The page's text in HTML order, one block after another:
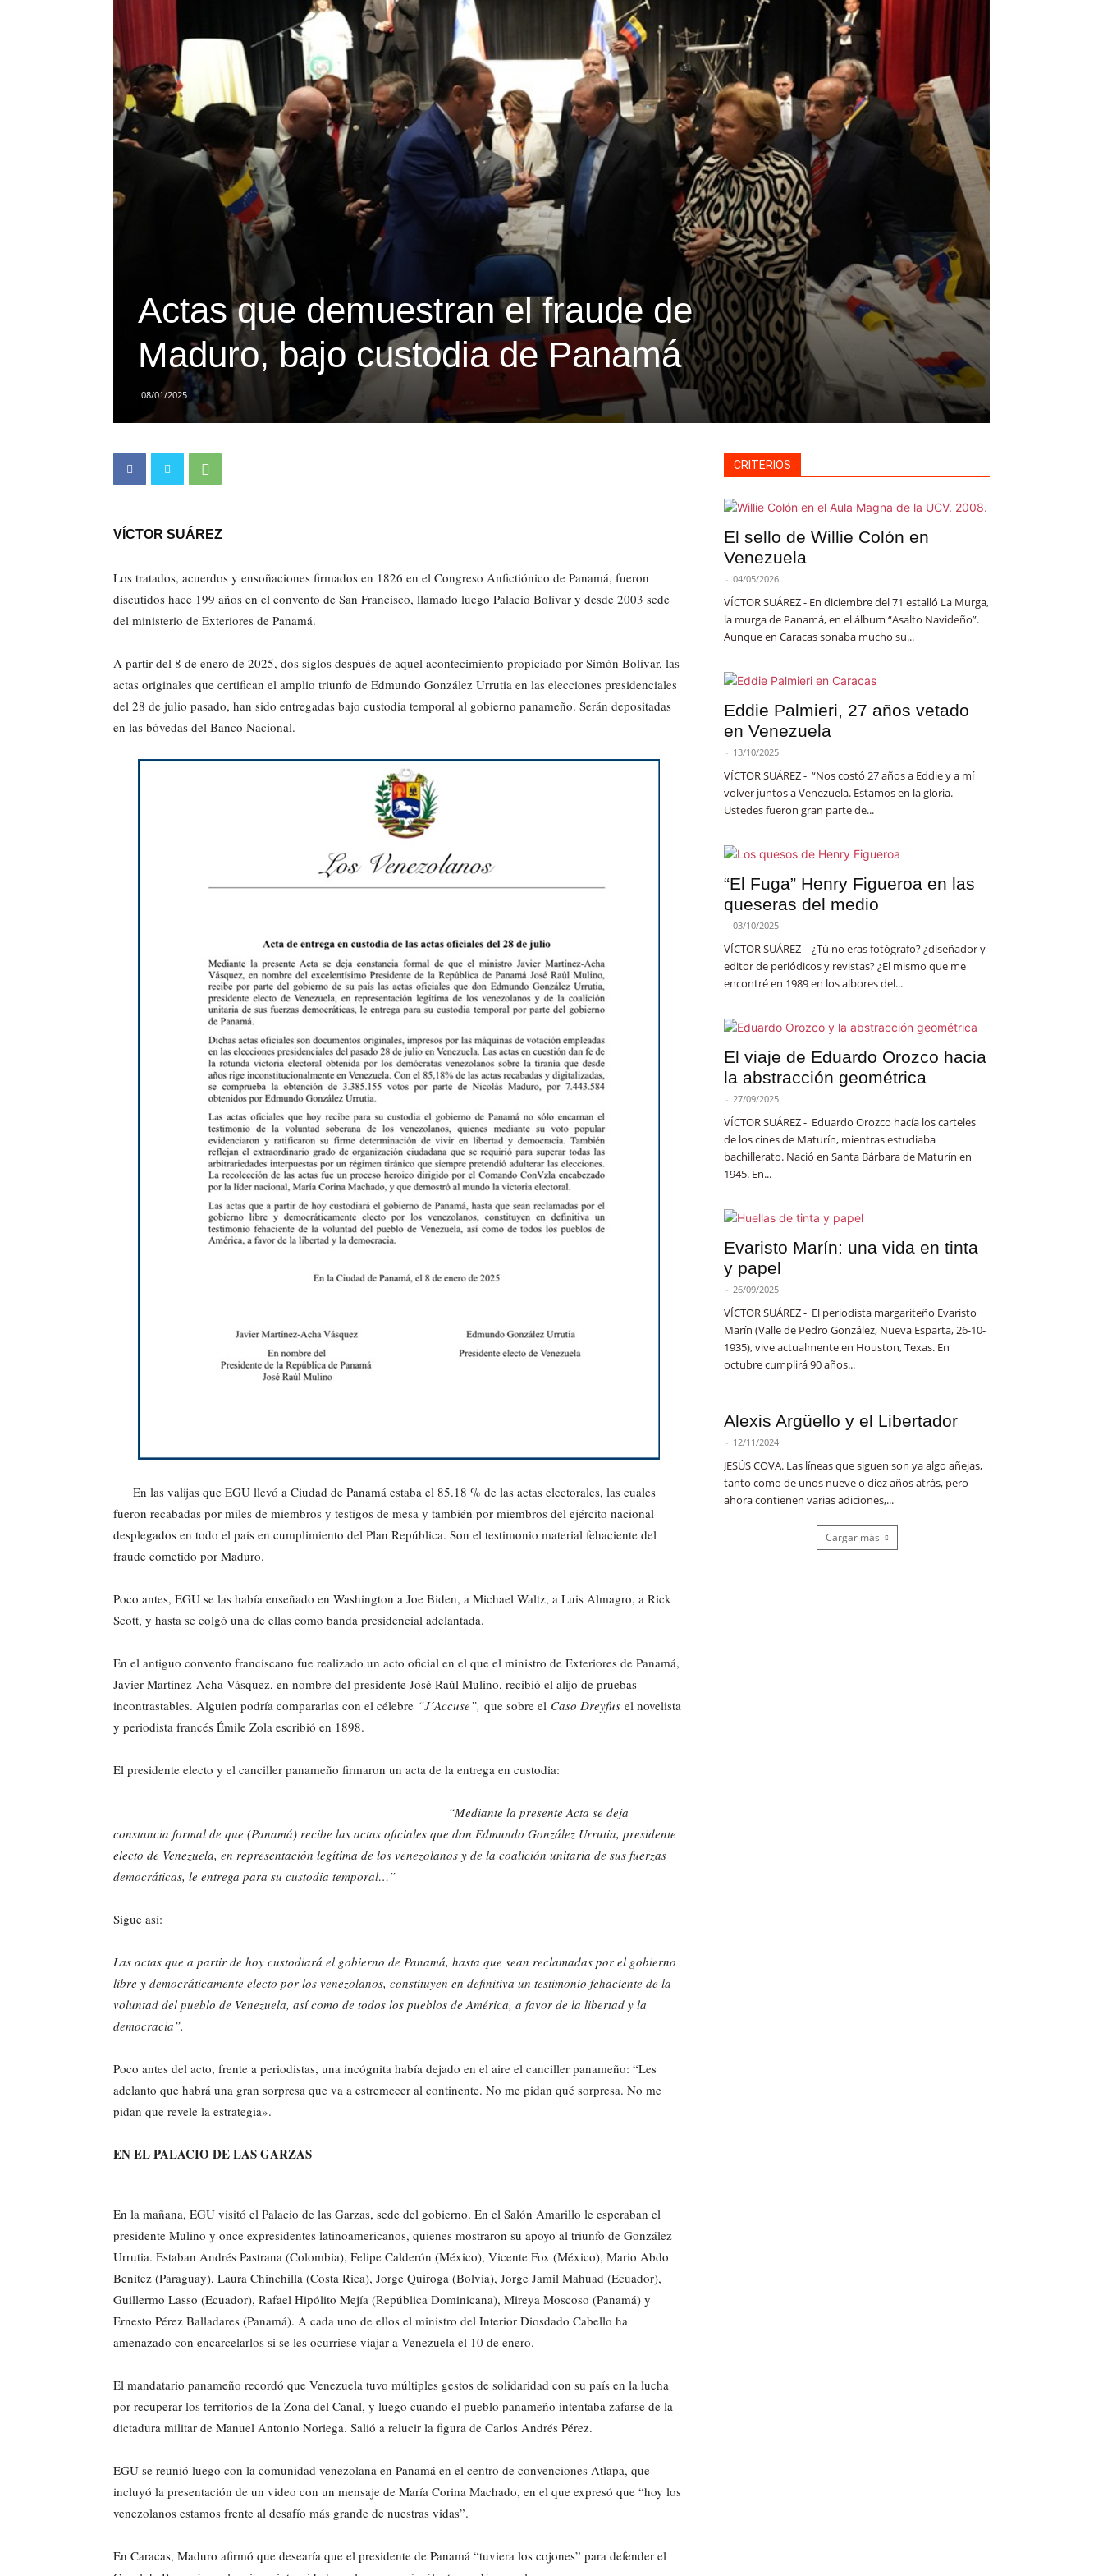
Actas que demuestran el fraude de
Maduro, bajo custodia de Panamá
08/01/2025
VÍCTOR SUÁREZ
Los tratados, acuerdos y ensoñaciones firmados en 1826 en el Congreso Anfictiónico de Panamá, fueron
discutidos hace 199 años en el convento de San Francisco, llamado luego Palacio Bolívar y desde 2003 sede
del ministerio de Exteriores de Panamá.
A partir del 8 de enero de 2025, dos siglos después de aquel acontecimiento propiciado por Simón Bolívar, las
actas originales que certifican el amplio triunfo de Edmundo González Urrutia en las elecciones presidenciales
del 28 de julio pasado, han sido entregadas bajo custodia temporal al gobierno panameño. Serán depositadas
en las bóvedas del Banco Nacional.
En las valijas que EGU llevó a Ciudad de Panamá estaba el 85.18 % de las actas electorales, las cuales
fueron recabadas por miles de miembros y testigos de mesa y también por miembros del ejército nacional
desplegados en todo el país en cumplimiento del Plan República. Son el testimonio material fehaciente del
fraude cometido por Maduro.
Poco antes, EGU se las había enseñado en Washington a Joe Biden, a Michael Waltz, a Luis Almagro, a Rick
Scott, y hasta se colgó una de ellas como banda presidencial adelantada.
En el antiguo convento franciscano fue realizado un acto oficial en el que el ministro de Exteriores de Panamá,
Javier Martínez-Acha Vásquez, en nombre del presidente José Raúl Mulino, recibió el alijo de pruebas
incontrastables. Alguien podría compararlas con el célebre “J´Accuse”, que sobre el Caso Dreyfus el novelista
y periodista francés Émile Zola escribió en 1898.
El presidente electo y el canciller panameño firmaron un acta de la entrega en custodia:
“Mediante la presente Acta se deja
constancia formal de que (Panamá) recibe las actas oficiales que don Edmundo González Urrutia, presidente
electo de Venezuela, en representación legítima de los venezolanos y de la coalición unitaria de sus fuerzas
democráticas, le entrega para su custodia temporal…”
Sigue así:
Las actas que a partir de hoy custodiará el gobierno de Panamá, hasta que sean reclamadas por el gobierno
libre y democráticamente electo por los venezolanos, constituyen en definitiva un testimonio fehaciente de la
voluntad del pueblo de Venezuela, así como de todos los pueblos de América, a favor de la libertad y la
democracia”.
Poco antes del acto, frente a periodistas, una incógnita había dejado en el aire el canciller panameño: “Les
adelanto que habrá una gran sorpresa que va a estremecer al continente. No me pidan qué sorpresa. No me
pidan que revele la estrategia».
EN EL PALACIO DE LAS GARZAS
En la mañana, EGU visitó el Palacio de las Garzas, sede del gobierno. En el Salón Amarillo le esperaban el
presidente Mulino y once expresidentes latinoamericanos, quienes mostraron su apoyo al triunfo de González
Urrutia. Estaban Andrés Pastrana (Colombia), Felipe Calderón (México), Vicente Fox (México), Mario Abdo
Benítez (Paraguay), Laura Chinchilla (Costa Rica), Jorge Quiroga (Bolvia), Jorge Jamil Mahuad (Ecuador),
Guillermo Lasso (Ecuador), Rafael Hipólito Mejía (República Dominicana), Mireya Moscoso (Panamá) y
Ernesto Pérez Balladares (Panamá). A cada uno de ellos el ministro del Interior Diosdado Cabello ha
amenazado con encarcelarlos si se les ocurriese viajar a Venezuela el 10 de enero.
El mandatario panameño recordó que Venezuela tuvo múltiples gestos de solidaridad con su país en la lucha
por recuperar los territorios de la Zona del Canal, y luego cuando el pueblo panameño intentaba zafarse de la
dictadura militar de Manuel Antonio Noriega. Salió a relucir la figura de Carlos Andrés Pérez.
EGU se reunió luego con la comunidad venezolana en Panamá en el centro de convenciones Atlapa, que
incluyó la presentación de un video con un mensaje de María Corina Machado, en el que expresó que “hoy los
venezolanos estamos frente al desafío más grande de nuestras vidas”.
En Caracas, Maduro afirmó que desearía que el presidente de Panamá “tuviera los cojones” para defender el
CRITERIOS
El sello de Willie Colón en
Venezuela
- 04/05/2026
VÍCTOR SUÁREZ - En diciembre del 71 estalló La Murga,
la murga de Panamá, en el álbum “Asalto Navideño”.
Aunque en Caracas sonaba mucho su...
Eddie Palmieri, 27 años vetado
en Venezuela
- 13/10/2025
VÍCTOR SUÁREZ - “Nos costó 27 años a Eddie y a mí
volver juntos a Venezuela. Estamos en la gloria.
Ustedes fueron gran parte de...
“El Fuga” Henry Figueroa en las
queseras del medio
- 03/10/2025
VÍCTOR SUÁREZ - ¿Tú no eras fotógrafo? ¿diseñador y
editor de periódicos y revistas? ¿El mismo que me
encontré en 1989 en los albores del...
El viaje de Eduardo Orozco hacia
la abstracción geométrica
- 27/09/2025
VÍCTOR SUÁREZ - Eduardo Orozco hacía los carteles
de los cines de Maturín, mientras estudiaba
bachillerato. Nació en Santa Bárbara de Maturín en
1945. En...
Evaristo Marín: una vida en tinta
y papel
- 26/09/2025
VÍCTOR SUÁREZ - El periodista margariteño Evaristo
Marín (Valle de Pedro González, Nueva Esparta, 26-10-
1935), vive actualmente en Houston, Texas. En
octubre cumplirá 90 años...
Alexis Argüello y el Libertador
- 12/11/2024
JESÚS COVA. Las líneas que siguen son ya algo añejas,
tanto como de unos nueve o diez años atrás, pero
ahora contienen varias adiciones,...
Cargar más